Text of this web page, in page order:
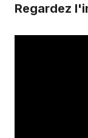
Regardez